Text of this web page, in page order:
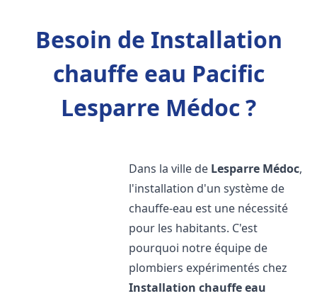
Besoin de Installation
chauffe eau Pacific
Lesparre Médoc ?
Dans la ville de Lesparre Médoc,
l'installation d'un système de
chauffe-eau est une nécessité
pour les habitants. C'est
pourquoi notre équipe de
plombiers expérimentés chez
Installation chauffe eau